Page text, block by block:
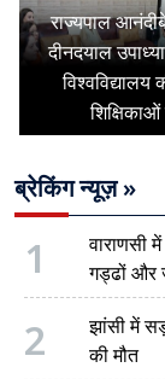
राज्यपाल
दीनदयाल
विश्वविद्यालय
ब्रेकिंग न्यूज़ »
1
वाराणसी
गड्ढों और
2
झांसी में
की मौत